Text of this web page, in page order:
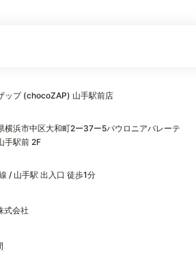
ップ (chocoZAP) 山手駅前店
横浜市中区大和町2ー37ー5パウロニアバレーテ
手駅前 2F
/ 山手駅 出入口 徒歩1分
式会社